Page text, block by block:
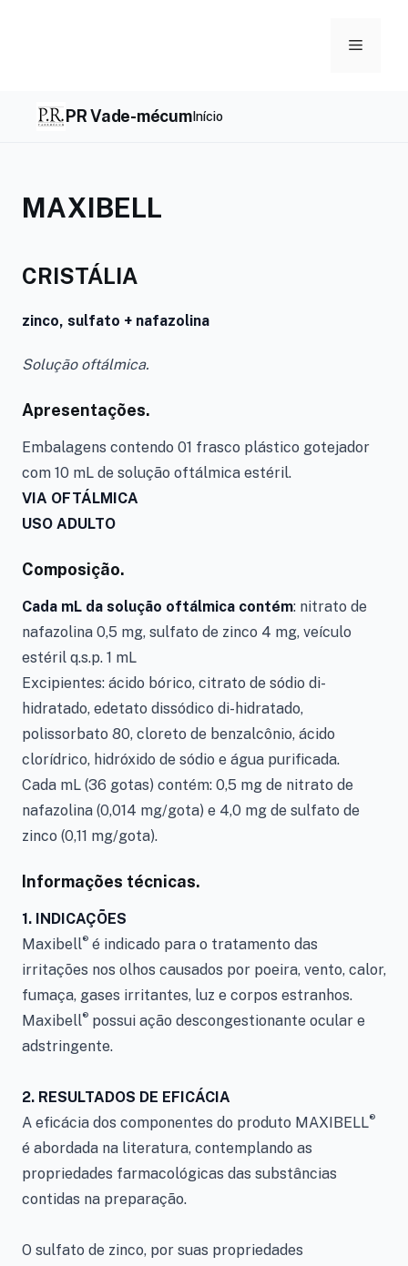
Menu
PR Vade-mécumInício
MAXIBELL
CRISTÁLIA
zinco, sulfato + nafazolina
Solução oftálmica.
Apresentações.
Embalagens contendo 01 frasco plástico gotejador
com 10 mL de solução oftálmica estéril.
VIA OFTÁLMICA
USO ADULTO
Composição.
Cada mL da solução oftálmica contém: nitrato de
nafazolina 0,5 mg, sulfato de zinco 4 mg, veículo
estéril q.s.p. 1 mL
Excipientes: ácido bórico, citrato de sódio di-
hidratado, edetato dissódico di-hidratado,
polissorbato 80, cloreto de benzalcônio, ácido
clorídrico, hidróxido de sódio e água purificada.
Cada mL (36 gotas) contém: 0,5 mg de nitrato de
nafazolina (0,014 mg/gota) e 4,0 mg de sulfato de
zinco (0,11 mg/gota).
Informações técnicas.
1. INDICAÇÕES
Maxibell® é indicado para o tratamento das
irritações nos olhos causados por poeira, vento, calor,
fumaça, gases irritantes, luz e corpos estranhos.
Maxibell® possui ação descongestionante ocular e
adstringente.
2. RESULTADOS DE EFICÁCIA
A eficácia dos componentes do produto MAXIBELL®
é abordada na literatura, contemplando as
propriedades farmacológicas das substâncias
contidas na preparação.
O sulfato de zinco, por suas propriedades